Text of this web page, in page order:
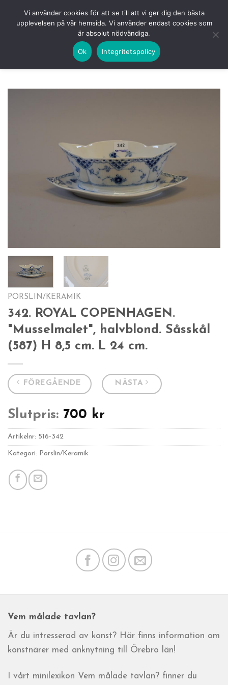
KOMMANDE LOGGA IN
PORSLIN/KERAMIK
342. ROYAL COPENHAGEN.
"Musselmalet", halvblond. Såsskål
(587) H 8,5 cm. L 24 cm.
FÖREGÅENDE NÄSTA
Slutpris: 700 kr
Artikelnr: 516-342
Kategori: Porslin/Keramik
Vem målade tavlan?
Är du intresserad av konst? Här finns information om
konstnärer med anknytning till Örebro län!
I vårt minilexikon Vem målade tavlan? finner du
Vi använder cookies för att se till att vi ger dig den bästa
upplevelsen på vår hemsida. Vi använder endast cookies som
är absolut nödvändiga.
Ok Integritetspolicy